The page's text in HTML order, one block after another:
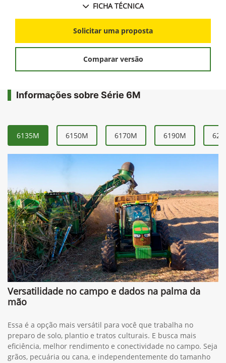
FICHA TÉCNICA
Solicitar uma proposta
Comparar versão
Informações sobre Série 6M
6135M 6150M 6170M 6190M
Versatilidade no campo e dados na palma da
mão
Essa é a opção mais versátil para você que trabalha no
preparo de solo, plantio e tratos culturais. E busca mais
eficiência, melhor rendimento e conectividade no campo. Seja
grãos, pecuária ou cana, e independentemente do tamanho